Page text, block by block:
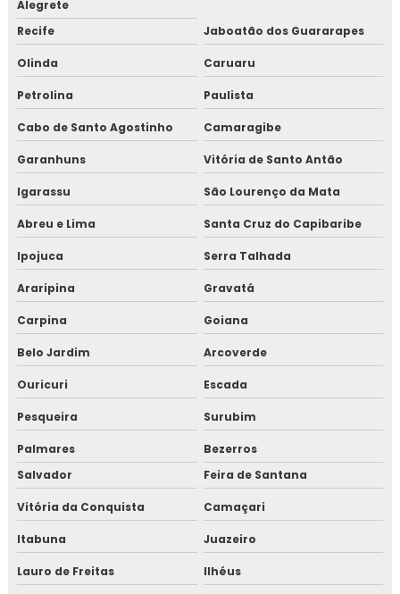
Alegrete
Recife
Jaboatão dos Guararapes
Olinda Caruaru
Petrolina Paulista
Cabo de Santo Agostinho Camaragibe
Garanhuns Vitória de Santo Antão
Igarassu São Lourenço da Mata
Abreu e Lima Santa Cruz do Capibaribe
Ipojuca Serra Talhada
Araripina Gravatá
Carpina Goiana
Belo Jardim Arcoverde
Ouricuri Escada
Pesqueira Surubim
Palmares
Bezerros
Salvador
Feira de Santana
Vitória da Conquista Camaçari
Itabuna Juazeiro
Lauro de Freitas Ilhéus